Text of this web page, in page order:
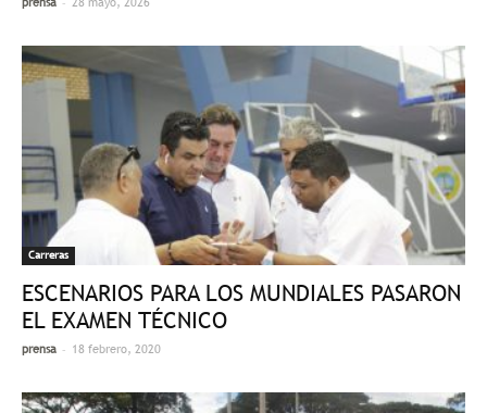
Carreras
ESCENARIOS PARA LOS MUNDIALES PASARON
EL EXAMEN TÉCNICO
prensa - 18 febrero, 2020